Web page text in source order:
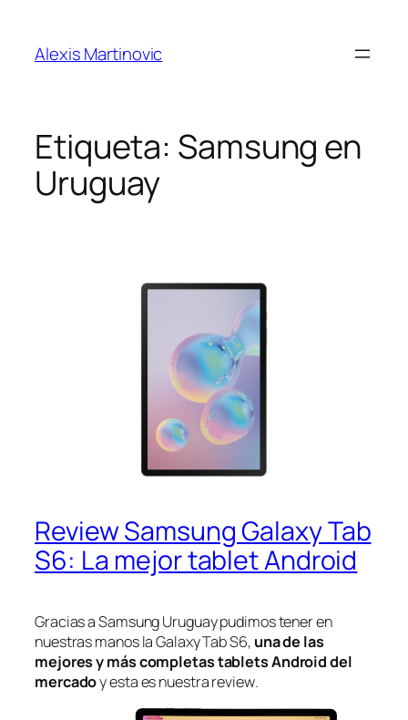
content
Alexis Martinovic
Etiqueta: Samsung en
Uruguay
Review Samsung Galaxy Tab
S6: La mejor tablet Android
Gracias a Samsung Uruguay pudimos tener en
nuestras manos la Galaxy Tab S6, una de las
mejores y más completastabletsAndroid del
mercadoy esta es nuestrareview.